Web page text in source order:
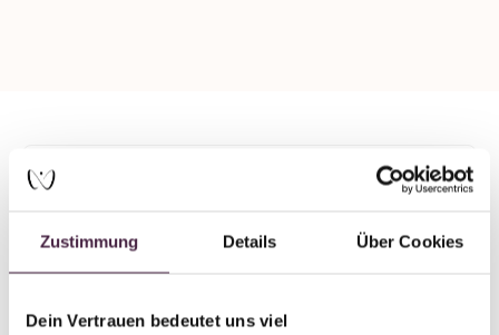
Zustimmung Details Über Cookies
Dein Vertrauen bedeutet uns viel
Zirngibl Bestattungen GmbH
82319 Starnberg